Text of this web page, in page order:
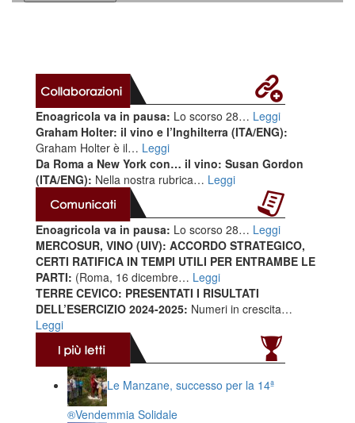
Enoagricola va in pausa: Lo scorso 28… Leggi
Graham Holter: il vino e l’Inghilterra (ITA/ENG):
Graham Holter è il… Leggi
Da Roma a New York con… il vino: Susan Gordon
(ITA/ENG): Nella nostra rubrica… Leggi
Enoagricola va in pausa: Lo scorso 28… Leggi
MERCOSUR, VINO (UIV): ACCORDO STRATEGICO,
CERTI RATIFICA IN TEMPI UTILI PER ENTRAMBE LE
PARTI: (Roma, 16 dicembre… Leggi
TERRE CEVICO: PRESENTATI I RISULTATI
DELL’ESERCIZIO 2024-2025: Numeri in crescita…
Leggi
Le Manzane, successo per la 14ª
®️Vendemmia Solidale